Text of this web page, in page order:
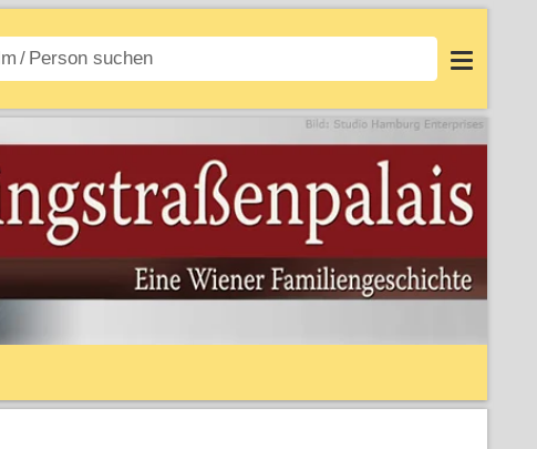
Login